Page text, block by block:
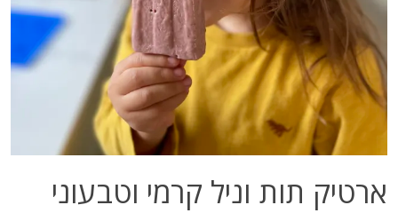
ארטיק תות וניל קרמי וטבעוני